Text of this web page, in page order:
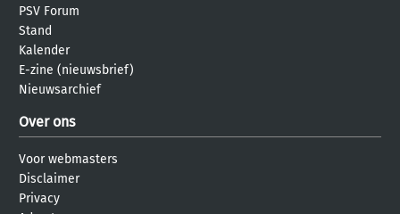
PSV Forum
Stand
Kalender
E-zine (nieuwsbrief)
Nieuwsarchief
Over ons
Voor webmasters
Disclaimer
Privacy